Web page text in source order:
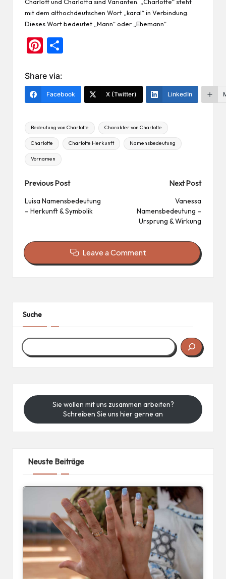
Charlott und Charlotta sind Varianten. „Charlotte“ steht
mit dem althochdeutschen Wort „karal“ in Verbindung.
Dieses Wort bedeutet „Mann“ oder „Ehemann“.
Pi
er
es
Share via:
Facebook X (Twitter) LinkedIn
Tags:
Bedeutung von Charlotte Charakter von Charlotte
Charlotte Charlotte Herkunft Namensbedeutung
Vornamen
Post
navigation
Previous Post
Luisa Namensbedeutung
– Herkunft & Symbolik
Next Post
Vanessa
Namensbedeutung –
Ursprung & Wirkung
Leave a Comment
Suche
Sie wollen mit uns zusammen arbeiten?
Schreiben Sie uns hier gerne an
Neuste Beiträge